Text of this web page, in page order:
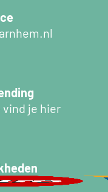
je hier